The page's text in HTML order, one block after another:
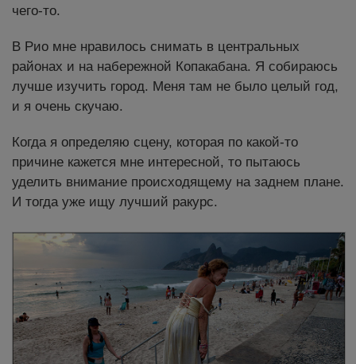
чего-то.
В Рио мне нравилось снимать в центральных
районах и на набережной Копакабана. Я собираюсь
лучше изучить город. Меня там не было целый год,
и я очень скучаю.
Когда я определяю сцену, которая по какой-то
причине кажется мне интересной, то пытаюсь
уделить внимание происходящему на заднем плане.
И тогда уже ищу лучший ракурс.